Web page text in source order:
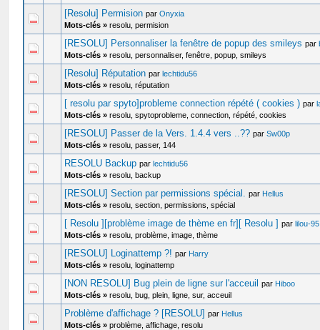
[Resolu] Permision parOnyxia
Mots-clés »resolu, permision
[RESOLU] Personnaliser la fenêtre de popup des smileys par
Mots-clés »resolu, personnaliser, fenêtre, popup, smileys
[Resolu] Réputation parlechtidu56
Mots-clés »resolu, réputation
[ resolu par spyto]probleme connection répété ( cookies ) par
Mots-clés »resolu, spytoprobleme, connection, répété, cookies
[RESOLU] Passer de la Vers. 1.4.4 vers ..?? parSw00p
Mots-clés »resolu, passer, 144
RESOLU Backup parlechtidu56
Mots-clés »resolu, backup
[RESOLU] Section par permissions spécial. par Hellus
Mots-clés »resolu, section, permissions, spécial
[ Resolu ][problème image de thème en fr][ Resolu ] parlilou-95
Mots-clés »resolu, problème, image, thème
[RESOLU] Loginattemp ?! par Harry
Mots-clés »resolu, loginattemp
[NON RESOLU] Bug plein de ligne sur l'acceuil par Hiboo
Mots-clés »resolu, bug, plein, ligne, sur, acceuil
Problème d'affichage ? [RESOLU] par Hellus
Mots-clés »problème, affichage, resolu